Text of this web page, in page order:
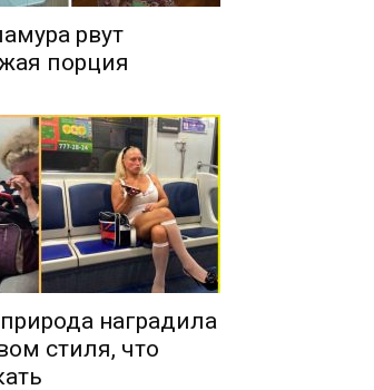
рвут
порция
наградила
стиля, что